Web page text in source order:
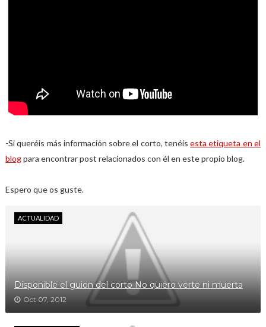
-Si queréis más información sobre el corto, tenéisesta etiqueta en el
blogpara encontrar post relacionados con él en este propio blog.
Espero que os guste.
ACTUALIDAD
Disponible el guion del corto No quiero verte ni muerta
Oct 07, 2012